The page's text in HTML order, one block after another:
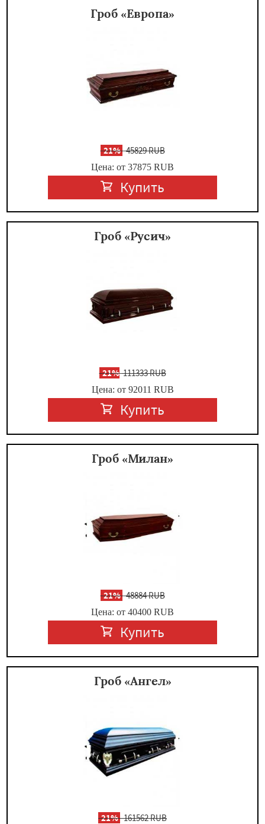
Гроб «Европа»
-21%45829 RUB
Цена: от 37875 RUB
Купить
Гроб «Русич»
-21%111333 RUB
Цена: от 92011 RUB
Купить
Гроб «Милан»
-21%48884 RUB
Цена: от 40400 RUB
Купить
Гроб «Ангел»
-21%161562 RUB